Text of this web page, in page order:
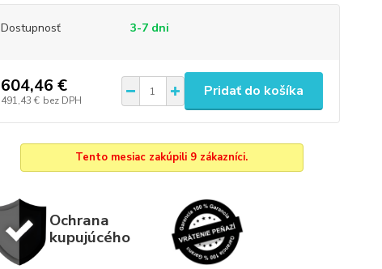
Dostupnosť 3-7 dni
604,46 €
491,43 € bez DPH
Pridať do košíka
Tento mesiac zakúpili 9 zákazníci.
Ochrana
kupujúcého